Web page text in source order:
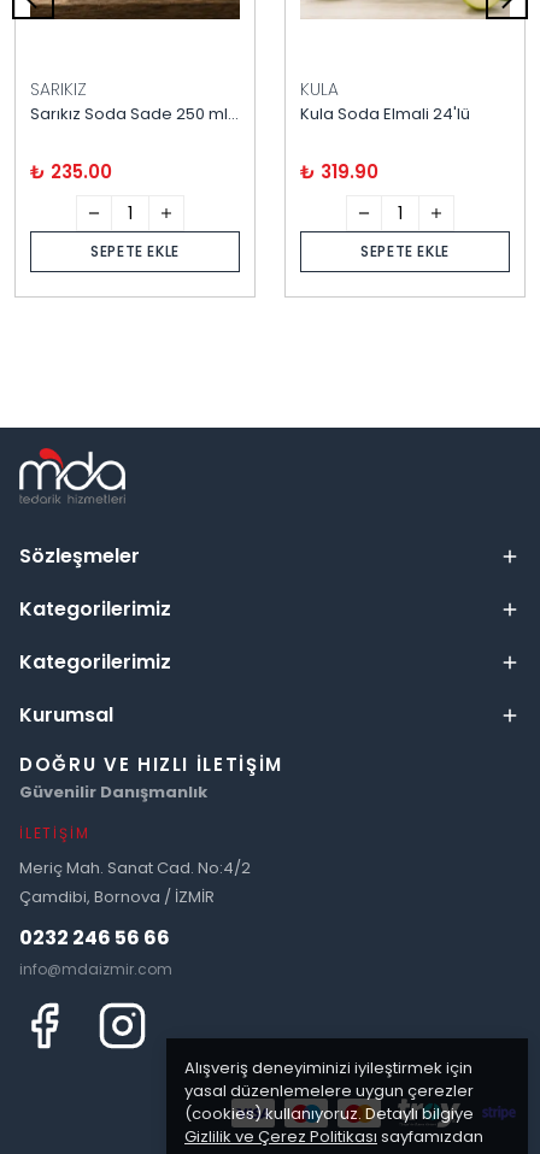
Alışveriş deneyiminizi iyileştirmek için
yasal düzenlemelere uygun çerezler
(cookies) kullanıyoruz. Detaylı bilgiye
Gizlilik ve Çerez Politikası sayfamızdan
SARIKIZ
Sarıkız Soda Sade 250 ml / 20 Adet
₺ 235.00
SEPETE EKLE
KULA
Kula Soda Elmali 24'lü
₺ 319.90
SEPETE EKLE
Sözleşmeler
Kategorilerimiz
Kategorilerimiz
Kurumsal
DOĞRU VE HIZLI İLETIŞIM
Güvenilir Danışmanlık
İLETIŞIM
Meriç Mah. Sanat Cad. No:4/2
Çamdibi, Bornova / İZMİR
0232 246 56 66
info@mdaizmir.com